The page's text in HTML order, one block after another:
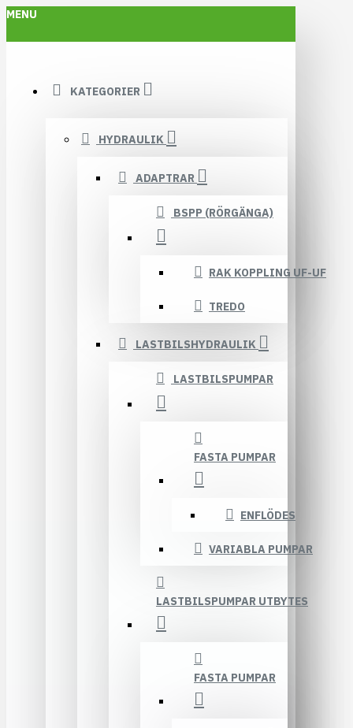
MENU
KATEGORIER
HYDRAULIK
ADAPTRAR
BSPP (RÖRGÄNGA)
RAK KOPPLING UF-UF
TREDO
LASTBILSHYDRAULIK
LASTBILSPUMPAR
FASTA PUMPAR
ENFLÖDES
VARIABLA PUMPAR
LASTBILSPUMPAR UTBYTES
FASTA PUMPAR